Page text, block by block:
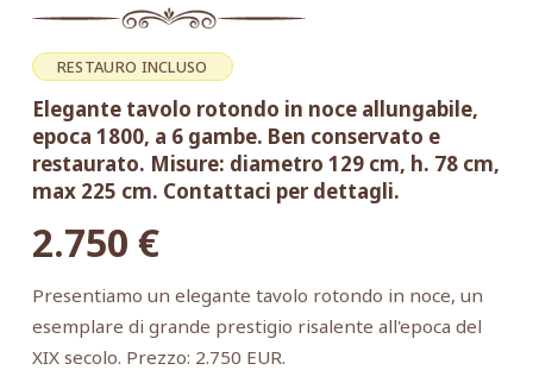
RESTAURO INCLUSO
Elegante tavolo rotondo in noce allungabile,
epoca 1800, a 6 gambe. Ben conservato e
restaurato. Misure: diametro 129 cm, h. 78 cm,
max 225 cm. Contattaci per dettagli.
2.750 €
Presentiamo un elegante tavolo rotondo in noce, un
esemplare di grande prestigio risalente all'epoca del
XIX secolo. Prezzo: 2.750 EUR.